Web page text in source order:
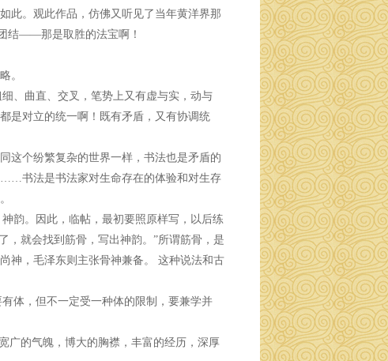
此。观此作品，仿佛又听见了当年黄洋界那
结——那是取胜的法宝啊！
。
、曲直、交叉，笔势上又有虚与实，动与
是对立的统一啊！既有矛盾，又有协调统
这个纷繁复杂的世界一样，书法也是矛盾的
书法是书法家对生命存在的体验和对生存
韵。因此，临帖，最初要照原样写，以后练
，就会找到筋骨，写出神韵。”所谓筋骨，是
神，毛泽东则主张骨神兼备。 这种说法和古
体，但不一定受一种体的限制，要兼学并
广的气魄，博大的胸襟，丰富的经历，深厚